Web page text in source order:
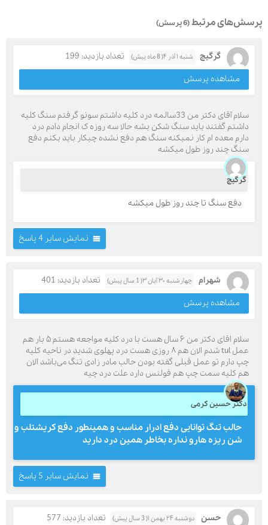
پرسش‌های مرتبط(6 پرسش)
گرگیچ شنبه ۱ آذر ۴( 8 ماه پیش)
تعداد بازدید: 199
مشاهده پرسش
سلام آقای دکتر من 33سالمه درد کلیه داشتم سونو گرفتم سنگ کلیه
داشتم گفتند باید سنگ شکن بشه حالا سه روزه ک انجام دادم درد
دارم معده ام کار نمیکنه سنگ هم دفع نشده چیکار باید بکنم دفع
سنگ چند روز طول میکشه
گرگیچ
دفع سنگ تا چند روز طول میکشه
نمایش سایر 4 پاسخ
شهرام چهارشنبه ۳۰ آبان ۳( 1 سال پیش)
تعداد بازدید: 401
مشاهده پرسش
سلام اقای دکتر من ۶ سال هست با درد کلیه مواجعه هستم ۵ بار هم
عمل tul شدم الان هم ۸ روزی هست درد پهلوی شدید در ناحیه کلیه
چپ دارم تو عمل قبلی گفته بودن حالب مادر زادی تنگ می‌باشد الان
هم کلیه سمت چپ هم فولنس دارد علت درد چیه
دکتر حسین کرمی
حالب تنگ توانایی دفع ادرار مناسب و همینطور دفع کریشتلب و
شن ریزه هارو نداره بخاطر همین درد دارید
نمایش سایر 5 پاسخ
حسن دوشنبه ۲۴ بهمن ۱( 3 سال پیش)
تعداد بازدید: 577